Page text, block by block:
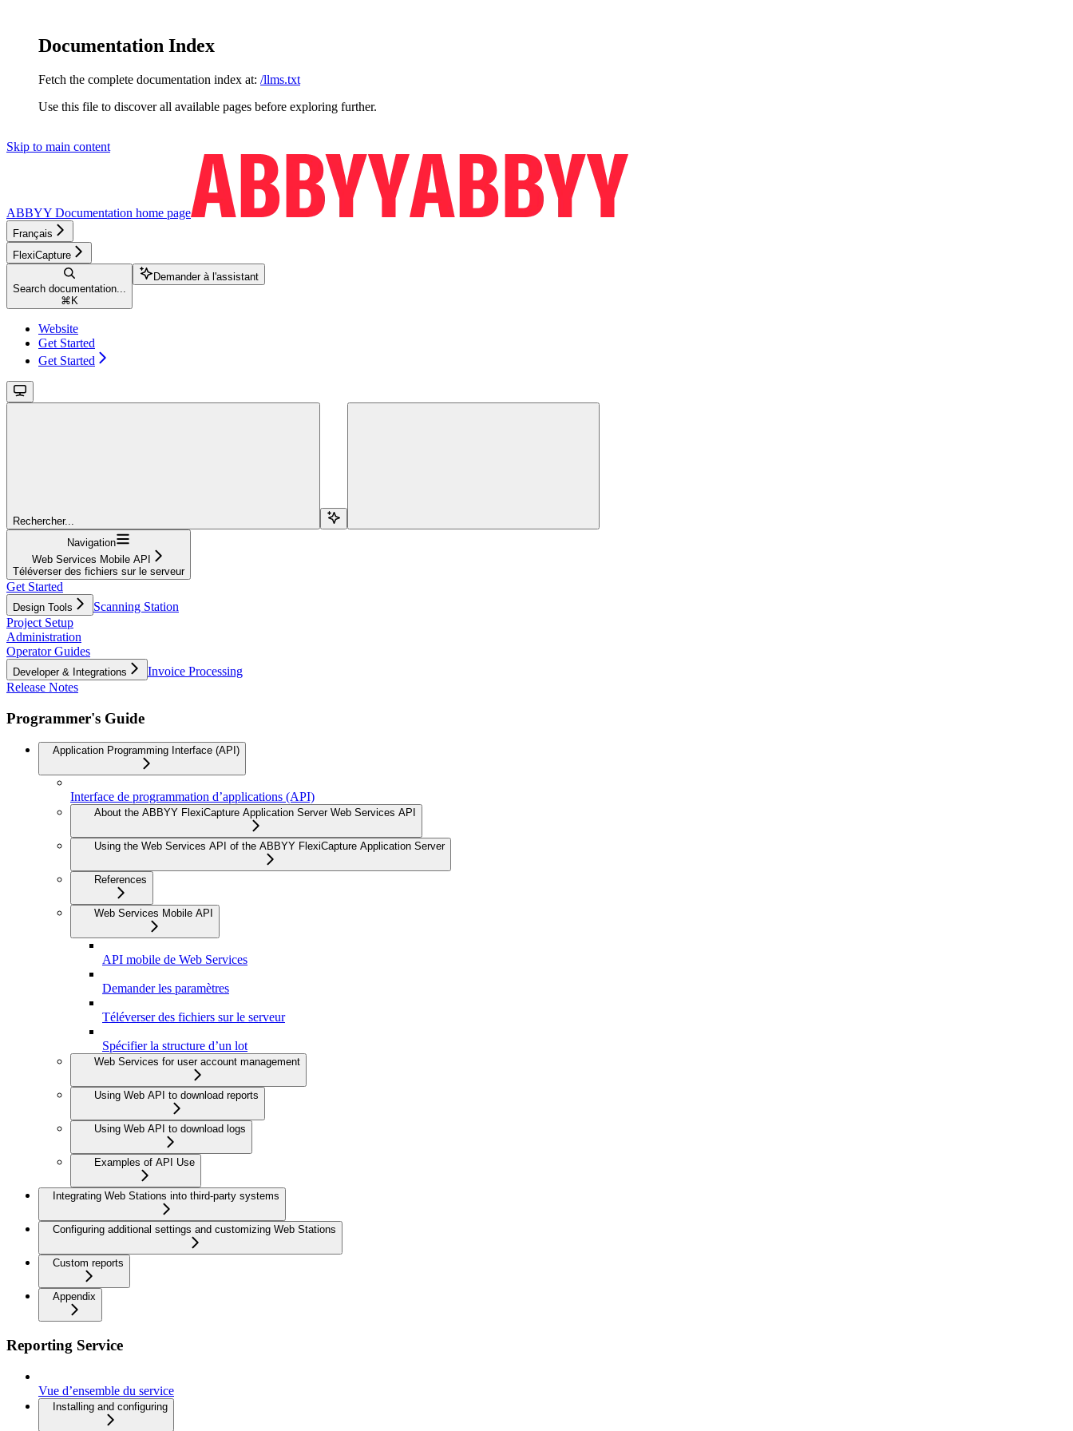
Documentation Index
Fetch the complete documentation index at: /llms.txt
Use this file to discover all available pages before exploring further.
Skip to main content
ABBYY Documentation home page
Français
FlexiCapture
Search documentation...
⌘ K
Demander à l'assistant
Website
Get Started
Get Started
Rechercher...
Navigation
Web Services Mobile API
Téléverser des fichiers sur le serveur
Get Started
Design Tools
Scanning Station
Project Setup
Administration
Operator Guides
Developer & Integrations
Invoice Processing
Release Notes
Programmer's Guide
Application Programming Interface (API)
Interface de programmation d’applications (API)
About the ABBYY FlexiCapture Application Server Web Services API
Using the Web Services API of the ABBYY FlexiCapture Application Server
References
Web Services Mobile API
API mobile de Web Services
Demander les paramètres
Téléverser des fichiers sur le serveur
Spécifier la structure d’un lot
Web Services for user account management
Using Web API to download reports
Using Web API to download logs
Examples of API Use
Integrating Web Stations into third-party systems
Configuring additional settings and customizing Web Stations
Custom reports
Appendix
Reporting Service
Vue d’ensemble du service
Installing and configuring